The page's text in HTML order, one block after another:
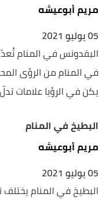
مريم أبوعيشه
05 يوليو 2021
البقدونس في المنام
في المنام من الرؤى
يكن في الرؤيا علامات
البطيخ في المنام
مريم أبوعيشه
05 يوليو 2021
البطيخ في المنام يختلف